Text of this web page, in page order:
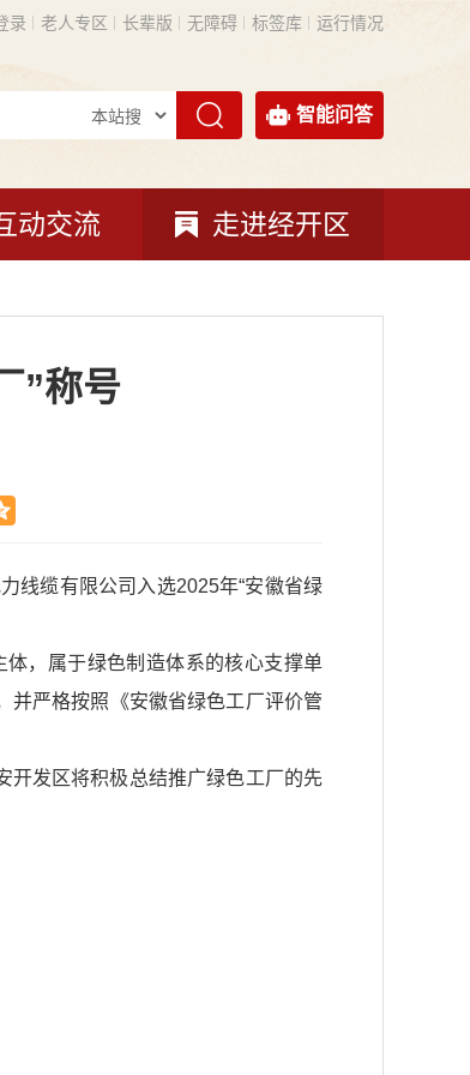
录 老人专区 长辈版 无障碍 标签库 运行情况
智能问答
动交流 走进经开区
”称号
线缆有限公司入选2025年“安徽省绿
，属于绿色制造体系的核心支撑单
并严格按照《安徽省绿色工厂评价管
开发区将积极总结推广绿色工厂的先